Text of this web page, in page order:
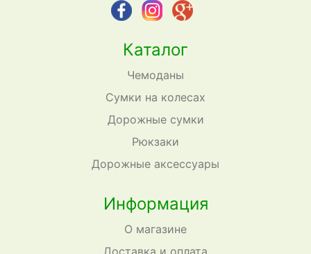
Каталог
Чемоданы
Сумки на колесах
Дорожные сумки
Рюкзаки
Дорожные аксессуары
Информация
О магазине